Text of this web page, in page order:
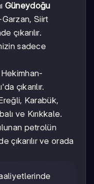
Güneydoğu
Siirt
çıkarılır.
sadece
çıkarılır.
Karabük,
ve Kırıkkale.
petrolün
çıkarılır ve orada